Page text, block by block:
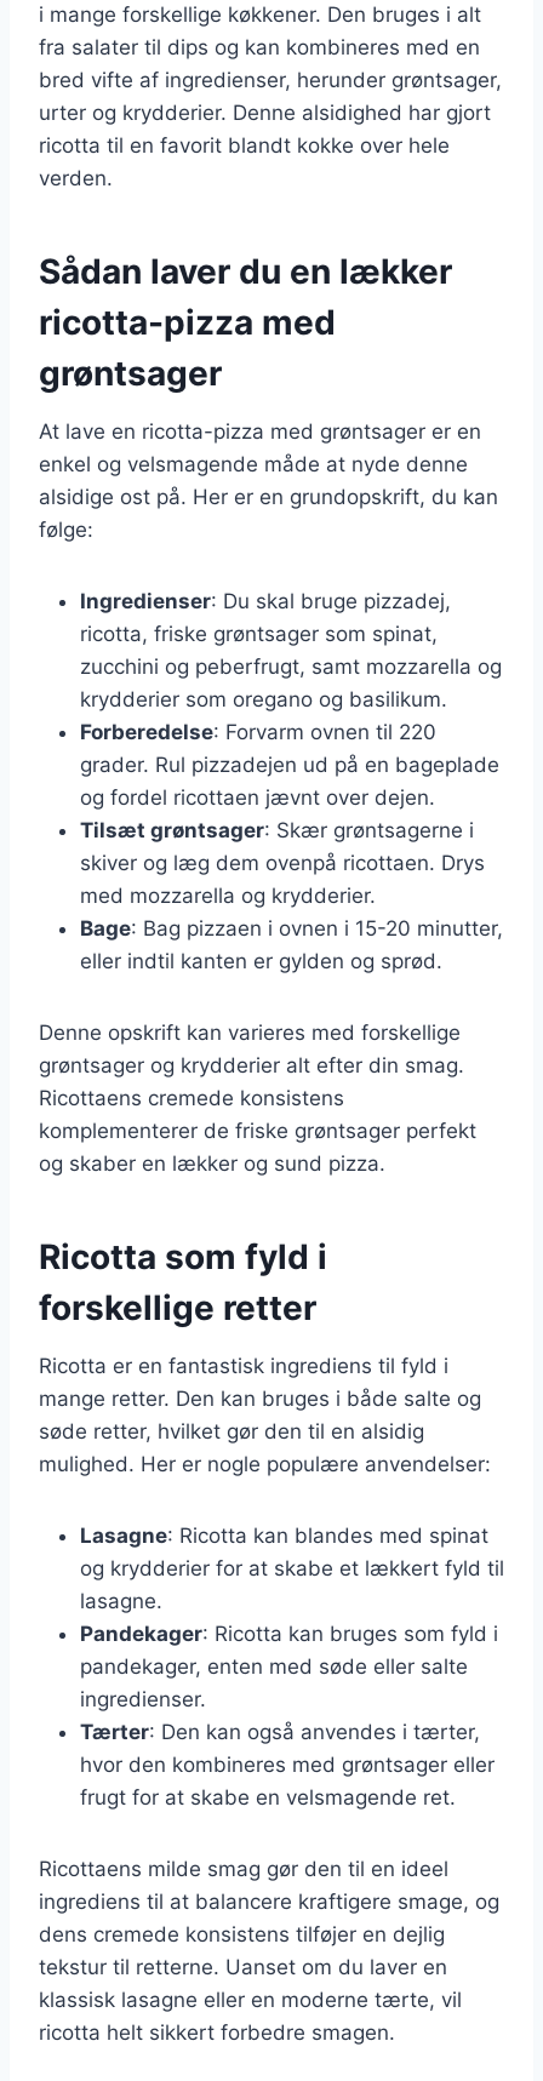
i mange forskellige køkkener. Den bruges i alt
fra salater til dips og kan kombineres med en
bred vifte af ingredienser, herunder grøntsager,
urter og krydderier. Denne alsidighed har gjort
ricotta til en favorit blandt kokke over hele
verden.
Sådan laver du en lækker
ricotta-pizza med
grøntsager
At lave en ricotta-pizza med grøntsager er en
enkel og velsmagende måde at nyde denne
alsidige ost på. Her er en grundopskrift, du kan
følge:
Ingredienser: Du skal bruge pizzadej,
ricotta, friske grøntsager som spinat,
zucchini og peberfrugt, samt mozzarella og
krydderier som oregano og basilikum.
Forberedelse: Forvarm ovnen til 220
grader. Rul pizzadejen ud på en bageplade
og fordel ricottaen jævnt over dejen.
Tilsæt grøntsager: Skær grøntsagerne i
skiver og læg dem ovenpå ricottaen. Drys
med mozzarella og krydderier.
Bage: Bag pizzaen i ovnen i 15-20 minutter,
eller indtil kanten er gylden og sprød.
Denne opskrift kan varieres med forskellige
grøntsager og krydderier alt efter din smag.
Ricottaens cremede konsistens
komplementerer de friske grøntsager perfekt
og skaber en lækker og sund pizza.
Ricotta som fyld i
forskellige retter
Ricotta er en fantastisk ingrediens til fyld i
mange retter. Den kan bruges i både salte og
søde retter, hvilket gør den til en alsidig
mulighed. Her er nogle populære anvendelser:
Lasagne: Ricotta kan blandes med spinat
og krydderier for at skabe et lækkert fyld til
lasagne.
Pandekager: Ricotta kan bruges som fyld i
pandekager, enten med søde eller salte
ingredienser.
Tærter: Den kan også anvendes i tærter,
hvor den kombineres med grøntsager eller
frugt for at skabe en velsmagende ret.
Ricottaens milde smag gør den til en ideel
ingrediens til at balancere kraftigere smage, og
dens cremede konsistens tilføjer en dejlig
tekstur til retterne. Uanset om du laver en
klassisk lasagne eller en moderne tærte, vil
ricotta helt sikkert forbedre smagen.